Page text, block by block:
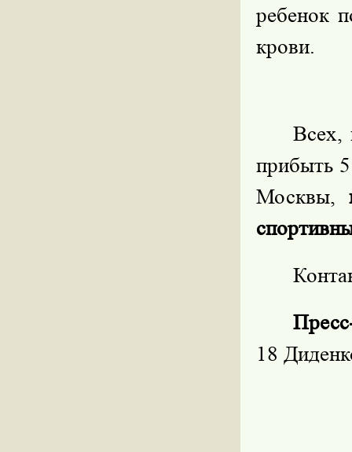
ребенок
крови.
Всех,
прибыть
Москвы,
18